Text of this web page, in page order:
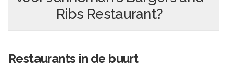
Ribs Restaurant?
Restaurants in de buurt